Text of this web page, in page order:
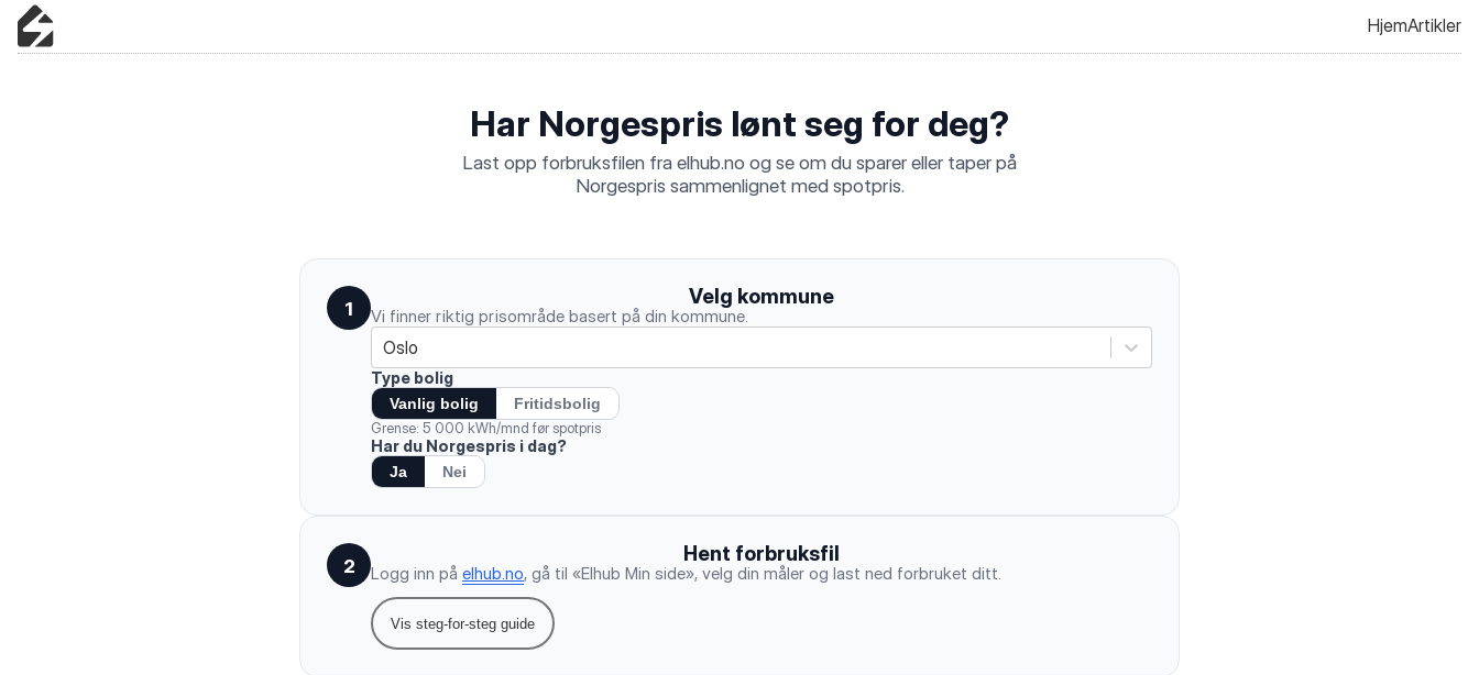
HjemArtikler
Har Norgespris lønt seg for deg?
Last opp forbruksfilen fra elhub.no og se om du sparer eller taper på
Norgespris sammenlignet med spotpris.
1 Velg kommune
Vi finner riktig prisområde basert på din kommune.
Oslo
Type bolig
Vanlig bolig Fritidsbolig
Grense: 5 000 kWh/mnd før spotpris
Har du Norgespris i dag?
Ja Nei
2 Hent forbruksfil
Logg inn på elhub.no, gå til «Elhub Min side», velg din måler og last ned forbruket ditt.
Vis steg-for-steg guide